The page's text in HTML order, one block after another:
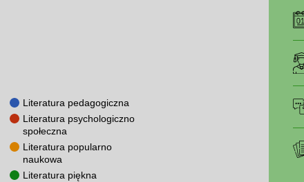
Literatura pedagogiczna
Literatura psychologiczno
społeczna
Literatura popularno
naukowa
Literatura piękna